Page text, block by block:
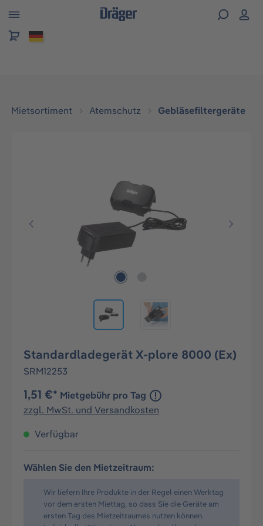
springen
Mietsortiment Atemschutz Gebläsefiltergeräte
Standardladegerät X-plore 8000 (Ex)
SRM12253
Mietgebühr pro Tag
1,51 €*
zzgl. MwSt. und Versandkosten
Verfügbar
Wählen Sie den Mietzeitraum:
Wir liefern Ihre Produkte in der Regel einen Werktag
vor dem ersten Miettag, so dass Sie die Geräte am
ersten Tag des Mietzeitraumes nutzen können.